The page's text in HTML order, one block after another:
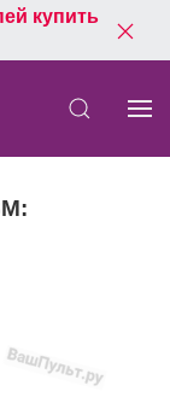
купить